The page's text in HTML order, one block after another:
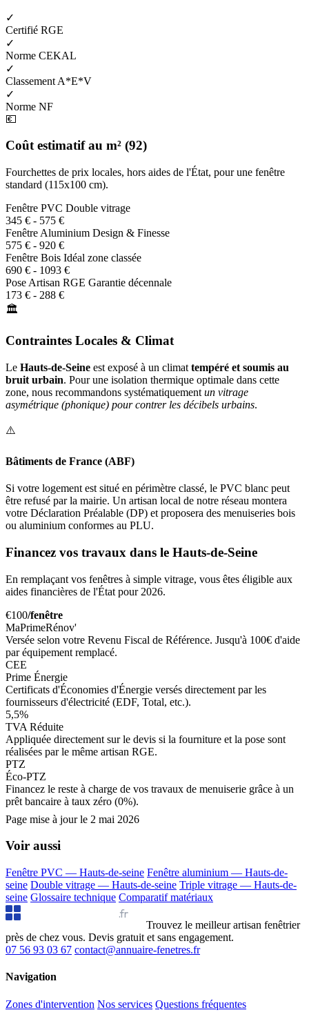
✓
Certifié RGE
✓
Norme CEKAL
✓
Classement A*E*V
✓
Norme NF
💶
Coût estimatif au m² (92)
Fourchettes de prix locales, hors aides de l'État, pour une fenêtre
standard (115x100 cm).
Fenêtre PVC Double vitrage
345 € - 575 €
Fenêtre Aluminium Design & Finesse
575 € - 920 €
Fenêtre Bois Idéal zone classée
690 € - 1093 €
Pose Artisan RGE Garantie décennale
173 € - 288 €
🏛️
Contraintes Locales & Climat
Le Hauts-de-Seine est exposé à un climat tempéré et soumis au
bruit urbain. Pour une isolation thermique optimale dans cette
zone, nous recommandons systématiquement un vitrage
asymétrique (phonique) pour contrer les décibels urbains.
⚠️
Bâtiments de France (ABF)
Si votre logement est situé en périmètre classé, le PVC blanc peut
être refusé par la mairie. Un artisan local de notre réseau montera
votre Déclaration Préalable (DP) et proposera des menuiseries bois
ou aluminium conformes au PLU.
Financez vos travaux dans le Hauts-de-Seine
En remplaçant vos fenêtres à simple vitrage, vous êtes éligible aux
aides financières de l'État pour 2026.
€100/fenêtre
MaPrimeRénov'
Versée selon votre Revenu Fiscal de Référence. Jusqu'à 100€ d'aide
par équipement remplacé.
CEE
Prime Énergie
Certificats d'Économies d'Énergie versés directement par les
fournisseurs d'électricité (EDF, Total, etc.).
5,5%
TVA Réduite
Appliquée directement sur le devis si la fourniture et la pose sont
réalisées par le même artisan RGE.
PTZ
Éco-PTZ
Financez le reste à charge de vos travaux de menuiserie grâce à un
prêt bancaire à taux zéro (0%).
Page mise à jour le 2 mai 2026
Voir aussi
Fenêtre PVC — Hauts-de-seine Fenêtre aluminium — Hauts-de-
seine Double vitrage — Hauts-de-seine Triple vitrage — Hauts-de-
seine Glossaire technique Comparatif matériaux
Annuaire Fenêtres.fr
Trouvez le meilleur artisan fenêtrier
près de chez vous. Devis gratuit et sans engagement.
07 56 93 03 67 contact@annuaire-fenetres.fr
Navigation
Zones d'intervention Nos services Questions fréquentes